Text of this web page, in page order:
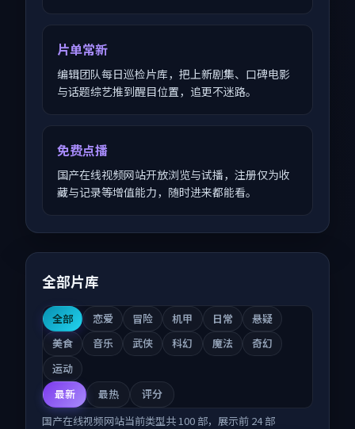
片单常新
编辑团队每日巡检片库，把上新剧集、口碑电影
与话题综艺推到醒目位置，追更不迷路。
免费点播
国产在线视频网站开放浏览与试播，注册仅为收
藏与记录等增值能力，随时进来都能看。
全部片库
全部 恋爱 冒险 机甲 日常
悬疑
美食
音乐 武侠 科幻 魔法
奇幻
运动
最新
最热
评分
国产在线视频网站当前类型共 100 部，展示前 24部